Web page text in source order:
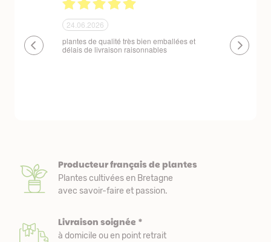
24.06.2026
plantes de qualité très bien emballées et
délais de livraison raisonnables
Un site que
réserve. La
livraison
Producteur français de plantes
Plantes cultivées en Bretagne
avec savoir-faire et passion.
Livraison soignée *
à domicile ou en point retrait